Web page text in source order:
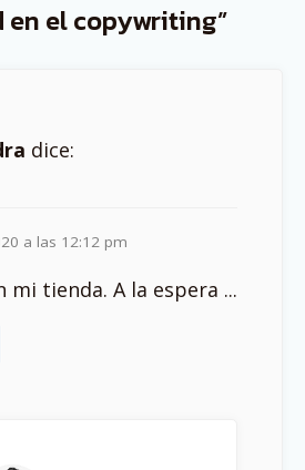
el copywriting”
dice:
a las 12:12 pm
mi tienda. A la espera ...